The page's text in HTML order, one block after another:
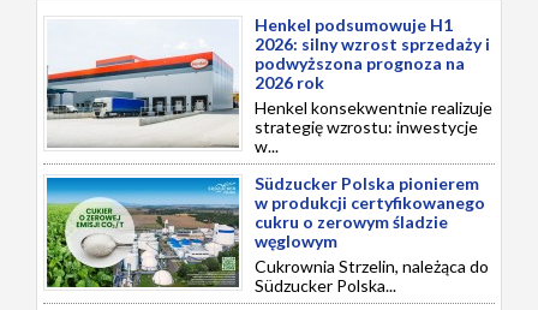
Henkel podsumowuje H1
2026: silny wzrost sprzedaży i
podwyższona prognoza na
2026 rok
Henkel konsekwentnie realizuje
strategię wzrostu: inwestycje
w...
Südzucker Polska pionierem
w produkcji certyfikowanego
cukru o zerowym śladzie
węglowym
Cukrownia Strzelin, należąca do
Südzucker Polska...